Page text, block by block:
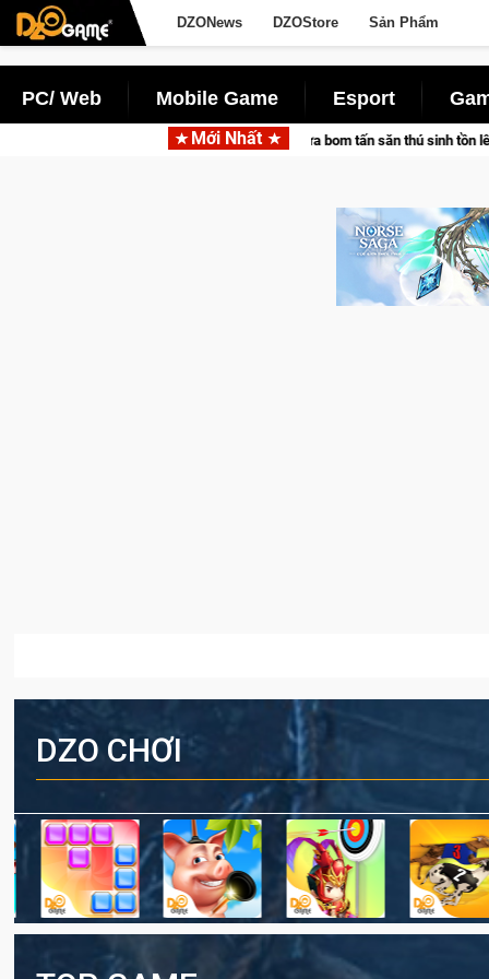
DZONews DZOStore Sản Phẩm
PC/ Web Mobile Game Esport
Mới Nhất
tác cùng Pocketpair đưa bom tấn săn thú sinh tồn lên di động với tên gọi
DZO CHƠI